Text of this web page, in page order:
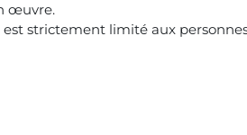
œuvre.
est strictement limité aux